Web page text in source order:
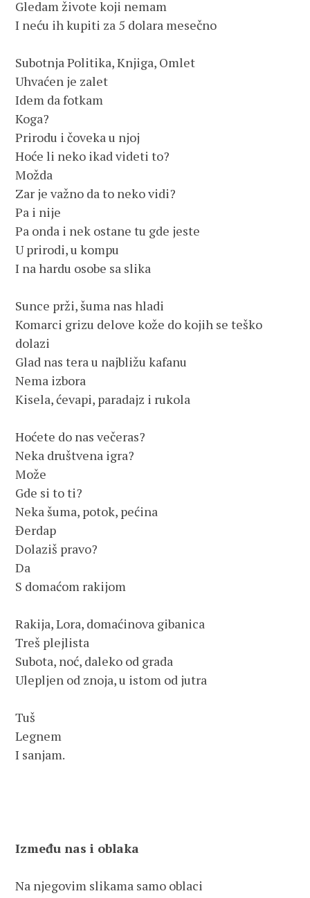
Gledam živote koji nemam
I neću ih kupiti za 5 dolara mesečno
Subotnja Politika, Knjiga, Omlet
Uhvaćen je zalet
Idem da fotkam
Koga?
Prirodu i čoveka u njoj
Hoće li neko ikad videti to?
Možda
Zar je važno da to neko vidi?
Pa i nije
Pa onda i nek ostane tu gde jeste
U prirodi, u kompu
I na hardu osobe sa slika
Sunce prži, šuma nas hladi
Komarci grizu delove kože do kojih se teško
dolazi
Glad nas tera u najbližu kafanu
Nema izbora
Kisela, ćevapi, paradajz i rukola
Hoćete do nas večeras?
Neka društvena igra?
Može
Gde si to ti?
Neka šuma, potok, pećina
Đerdap
Dolaziš pravo?
Da
S domaćom rakijom
Rakija, Lora, domaćinova gibanica
Treš plejlista
Subota, noć, daleko od grada
Ulepljen od znoja, u istom od jutra
Tuš
Legnem
I sanjam.
Između nas i oblaka
Na njegovim slikama samo oblaci